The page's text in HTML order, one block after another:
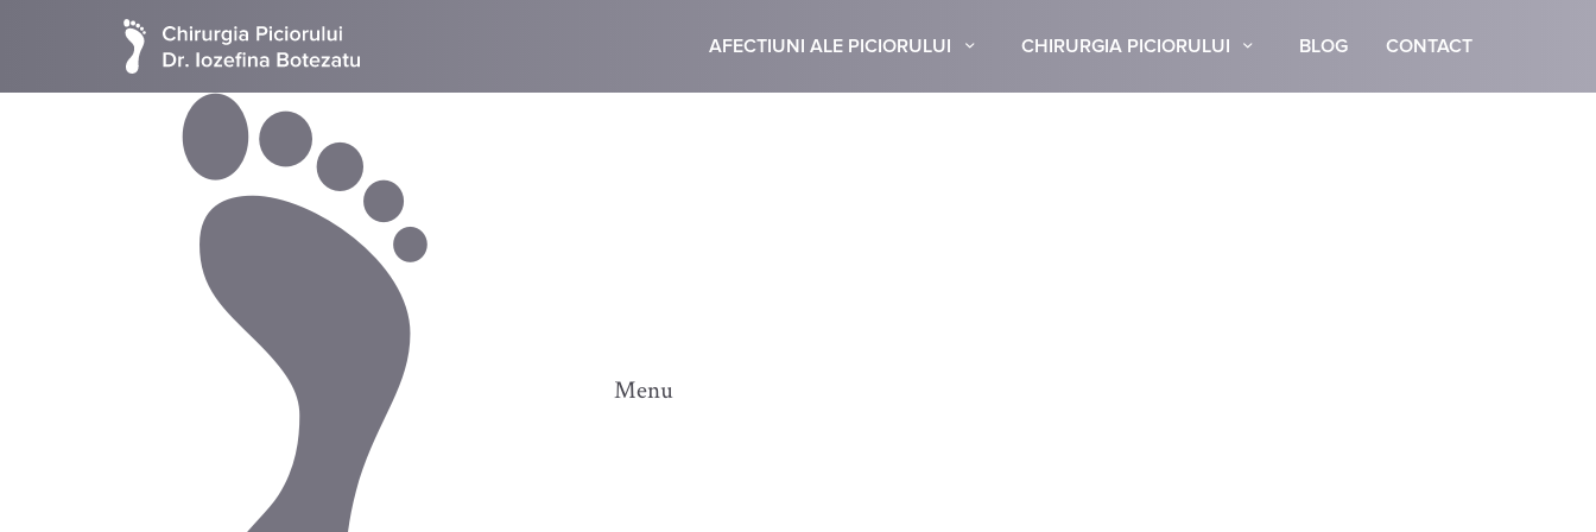
AFECTIUNI ALE PICIORULUI CHIRURGIA PICIORULUI BLOG CONTACT
Menu